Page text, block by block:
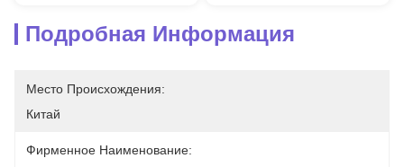
Подробная Информация
Место Происхождения:
Китай
Фирменное Наименование: